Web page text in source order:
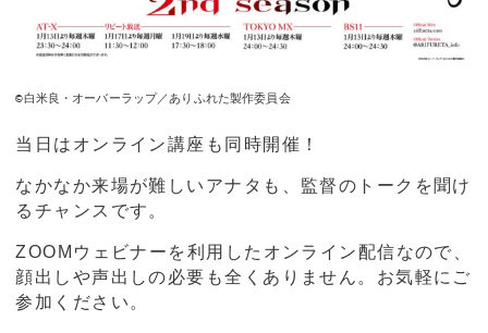
©︎白米良・オーバーラップ／ありふれた製作委員会
当日は オンライン講座も同時開催！
なかなか来場が難しいアナタも、監督のトークを聞け
るチャンスです。
ZOOMウェビナーを利用したオンライン配信なので、
顔出しや声出しの必要も全くありません。お気軽にご
参加ください。